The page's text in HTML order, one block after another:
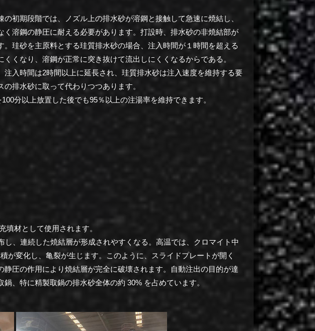
の初期段階では、ノズル上の排水砂が溶鋼と接触して急速に焼結し、
溶鋼の静圧に耐える必要があります。 打設時、排水砂の非焼結部が
珪砂を主原料とする珪質排水砂の場合、注入時間が１時間を超える
くなり、溶鋼が正常に突き抜けて流出しにくくなるからである。
入時間は2時間以上に延長され、珪質排水砂は注入速度を維持する要
排水砂に取って代わりつつあります。
分以上放置した後でも95％以上の注湯率を維持できます。
材として使用されます。
、連続した焼結層が形成されやすくなる。 高温では、クロマイト中
が変化し、亀裂が生じます。
このように、スライドプレートが開く
圧の作用により焼結層が完全に破壊されます。自動注出の目的が達
、特に精製取鍋の排水砂全体の約 30% を占めています。